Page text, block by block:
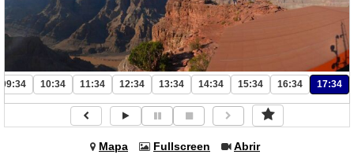
09:34 10:34 11:34 12:34 13:34 14:34 15:34 16:34 17:34
Mapa Fullscreen Abrir